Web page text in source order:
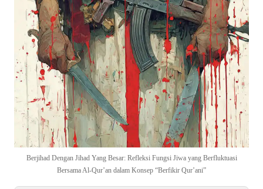
Berjihad Dengan Jihad Yang Besar: Refleksi Fungsi Jiwa yang Berfluktuasi
Bersama Al-Qur’an dalam Konsep “Berfikir Qur’ani”